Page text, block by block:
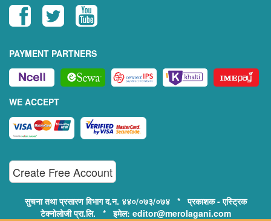
PAYMENT PARTNERS
WE ACCEPT
Create Free Account
सुचना तथा प्रसारण विभाग द.न. ४४०/०७३/०७४ * प्रकाशक - एस्ट्रिक
टेक्नोलोजी प्रा.लि. * इमेल: editor@merolagani.com